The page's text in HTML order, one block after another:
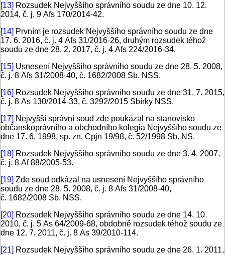
[13] Rozsudek Nejvyššího správního soudu ze dne 10. 12.
2014, č. j. 9 Afs 170/2014-42.
[14] Prvním je rozsudek Nejvyššího správního soudu ze dne
17. 6. 2016, č. j. 4 Afs 31/2016-26, druhým rozsudek téhož
soudu ze dne 28. 2. 2017, č. j. 4 Afs 224/2016-34.
[15] Usnesení Nejvyššího správního soudu ze dne 28. 5. 2008,
č. j. 8 Afs 31/2008-40, č. 1682/2008 Sb. NSS.
[16] Rozsudek Nejvyššího správního soudu ze dne 31. 7. 2015,
č. j. 8 As 130/2014-33, č. 3292/2015 Sbírky NSS.
[17] Nejvyšší správní soud zde poukázal na stanovisko
občanskoprávního a obchodního kolegia Nejvyššího soudu ze
dne 17. 6. 1998, sp. zn. Cpjn 19/98, č. 52/1998 Sb. NS.
[18] Rozsudek Nejvyššího správního soudu ze dne 3. 4. 2007,
č. j. 8 Af 88/2005-53.
[19] Zde soud odkázal na usnesení Nejvyššího správního
soudu ze dne 28. 5. 2008, č. j. 8 Afs 31/2008-40,
č. 1682/2008 Sb. NSS.
[20] Rozsudek Nejvyššího správního soudu ze dne 14. 10.
2010, č. j. 5 As 64/2009-68, obdobně rozsudek téhož soudu ze
dne 12. 7. 2011, č. j. 8 As 39/2010-114.
[21] Rozsudek Nejvyššího správního soudu ze dne 26. 1. 2011,